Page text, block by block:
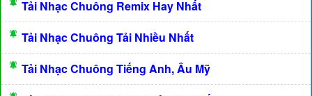
Tải Nhạc Chuông Remix Hay Nhất
Tải Nhạc Chuông Tải Nhiều Nhất
Tải Nhạc Chuông Tiếng Anh, Âu Mỹ